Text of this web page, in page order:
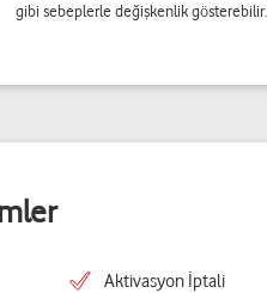
gibi sebeplerle değişkenlik gösterebilir.
Aktivasyon İptali